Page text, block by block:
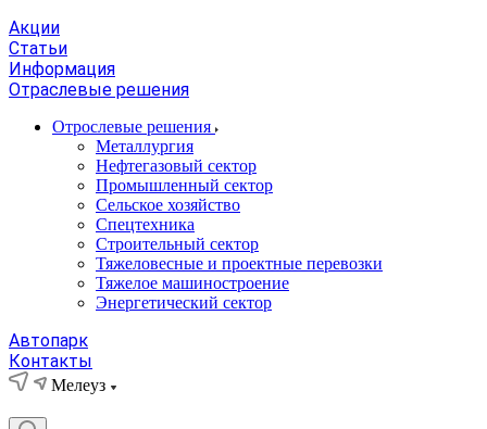
Акции
Статьи
Информация
Отраслевые решения
Отрослевые решения
Металлургия
Нефтегазовый сектор
Промышленный сектор
Сельское хозяйство
Спецтехника
Строительный сектор
Тяжеловесные и проектные перевозки
Тяжелое машиностроение
Энергетический сектор
Автопарк
Контакты
Мелеуз